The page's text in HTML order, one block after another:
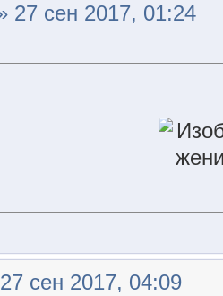
27 сен 2017, 01:24
сен 2017, 04:09